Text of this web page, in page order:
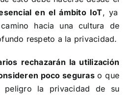
en el ámbito IoT, ya
hacia una cultura de
respeto a la privacidad.
rechazarán la utilización
poco seguraso que
peligro la privacidad de su